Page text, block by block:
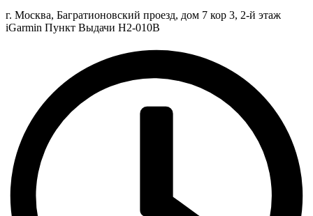
г. Москва, Багратионовский проезд, дом 7 кор 3, 2-й этаж
iGarmin Пункт Выдачи Н2-010В